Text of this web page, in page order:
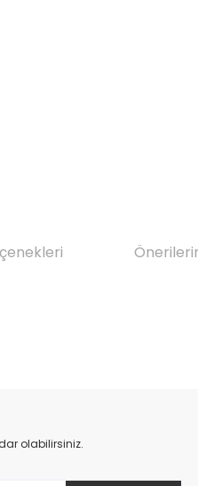
olabilirsiniz.